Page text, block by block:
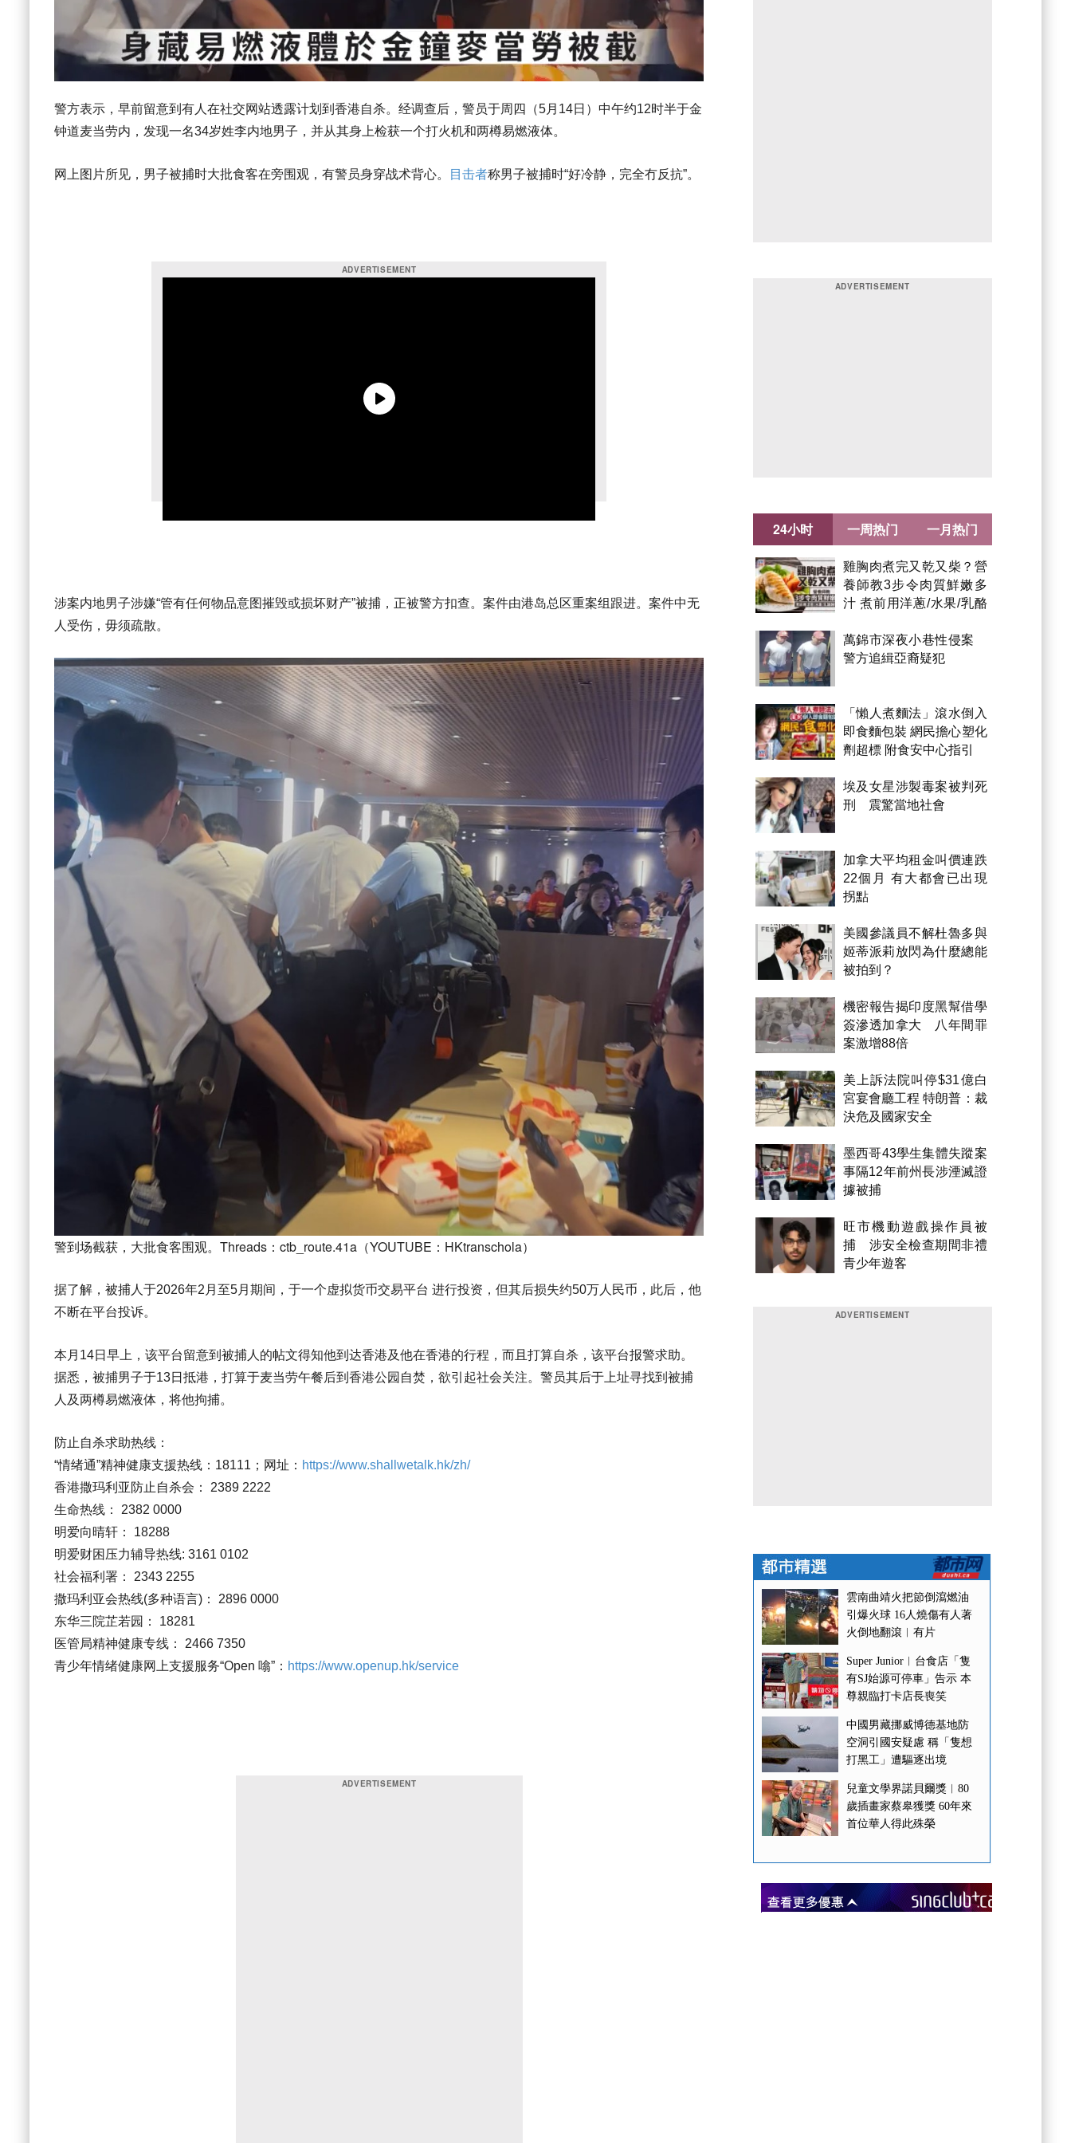
警方表示，早前留意到有人在社交网站透露计划到香港自杀。经调查后，警员于周四（5月14日）中午约12时半于金
钟道麦当劳内，发现一名34岁姓李内地男子，并从其身上检获一个打火机和两樽易燃液体。
网上图片所见，男子被捕时大批食客在旁围观，有警员身穿战术背心。 目击者称男子被捕时“好冷静，完全冇反抗”。
涉案内地男子涉嫌“管有任何物品意图摧毁或损坏财产”被捕，正被警方扣查。案件由港岛总区重案组跟进。案件中无
人受伤，毋须疏散。
警到场截获，大批食客围观。Threads：ctb_route.41a（YOUTUBE：HKtranschola）
据了解，被捕人于2026年2月至5月期间，于一个虚拟货币交易平台 进行投资，但其后损失约50万人民币，此后，他
不断在平台投诉。
本月14日早上，该平台留意到被捕人的帖文得知他到达香港及他在香港的行程，而且打算自杀，该平台报警求助。
据悉，被捕男子于13日抵港，打算于麦当劳午餐后到香港公园自焚，欲引起社会关注。警员其后于上址寻找到被捕
人及两樽易燃液体，将他拘捕。
防止自杀求助热线：
“情绪通”精神健康支援热线：18111；网址： https://www.shallwetalk.hk/zh/
香港撒玛利亚防止自杀会： 2389 2222
生命热线： 2382 0000
明爱向晴轩： 18288
明爱财困压力辅导热线: 3161 0102
社会福利署： 2343 2255
撒玛利亚会热线(多种语言)： 2896 0000
东华三院芷若园： 18281
医管局精神健康专线： 2466 7350
青少年情绪健康网上支援服务“Open 噏”： https://www.openup.hk/service
24小时
雞胸肉煮完又乾又柴？營
養師教3步令肉質鮮嫩多
汁 煮前用洋蔥/水果/乳酪
萬錦市深夜小巷性侵案
警方追緝亞裔疑犯
「懶人煮麵法」滾水倒入
即食麵包裝 網民擔心塑化
劑超標 附食安中心指引
埃及女星涉製毒案被判死
刑 震驚當地社會
加拿大平均租金叫價連跌
22個月 有大都會已出現
拐點
美國參議員不解杜魯多與
姬蒂派莉放閃為什麼總能
被拍到？
機密報告揭印度黑幫借學
簽滲透加拿大 八年間罪
案激增88倍
美上訴法院叫停$31億白
宮宴會廳工程 特朗普：裁
決危及國家安全
墨西哥43學生集體失蹤案
事隔12年前州長涉湮滅證
據被捕
旺市機動遊戲操作員被
捕 涉安全檢查期間非禮
青少年遊客
一周热门 一月热门